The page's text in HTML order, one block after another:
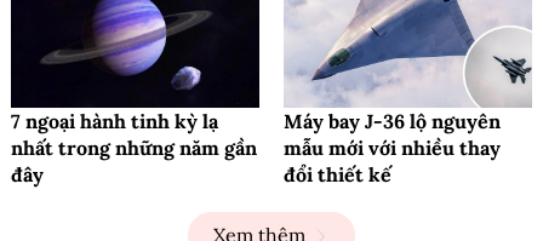
7 ngoại hành tinh kỳ lạ
nhất trong những năm gần
đây
Máy bay J-36 lộ nguyên
mẫu mới với nhiều thay
đổi thiết kế
Xem thêm